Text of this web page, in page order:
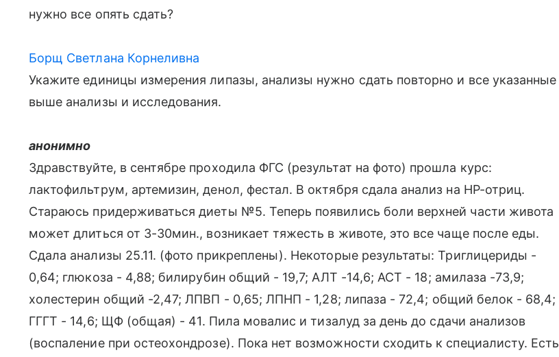
нужно все опять сдать?
Борщ Светлана Корнеливна
Укажите единицы измерения липазы, анализы нужно сдать повторно и все указанные
выше анализы и исследования.
анонимно
Здравствуйте, в сентябре проходила ФГС (результат на фото) прошла курс:
лактофильтрум, артемизин, денол, фестал. В октября сдала анализ на HP-отриц.
Стараюсь придерживаться диеты №5. Теперь появились боли верхней части живота
может длиться от 3-30мин., возникает тяжесть в животе, это все чаще после еды.
Сдала анализы 25.11. (фото прикреплены). Некоторые результаты: Триглицериды -
0,64; глюкоза - 4,88; билирубин общий - 19,7; АЛТ -14,6; АСТ - 18; амилаза -73,9;
холестерин общий -2,47; ЛПВП - 0,65; ЛПНП - 1,28; липаза - 72,4; общий белок - 68,4;
ГГГТ - 14,6; ЩФ (общая) - 41. Пила мовалис и тизалуд за день до сдачи анализов
(воспаление при остеохондрозе). Пока нет возможности сходить к специалисту. Есть